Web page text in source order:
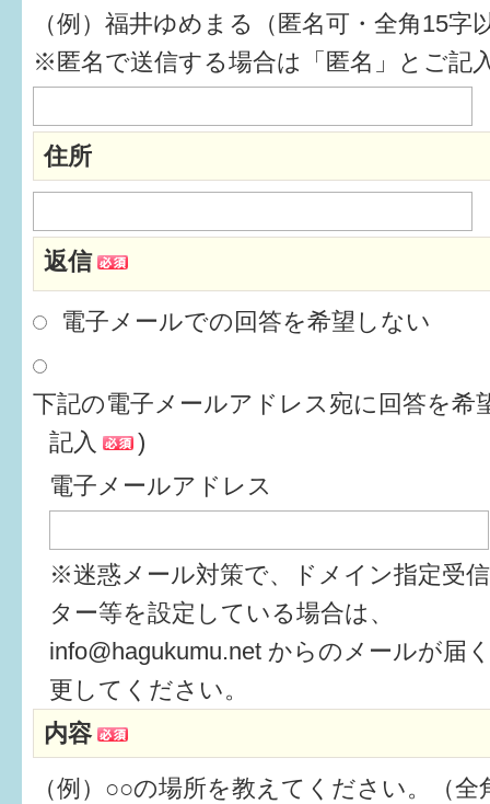
（例）福井ゆめまる（匿名可・全角15字
※匿名で送信する場合は「匿名」とご記
住所
返信
電子メールでの回答を希望しない
下記の電子メールアドレス宛に回答を希
記入
)
電子メールアドレス
※迷惑メール対策で、ドメイン指定受
ター等を設定している場合は、
info@hagukumu.net からのメールが届
更してください。
内容
（例）○○の場所を教えてください。（全
子どもを預けたい
入園・入学
相談したい
さまざまな支援
子育てカレンダー
妊娠
3か月〜6か月
6か月〜1歳
1歳〜3歳
3歳〜就学前
就学後〜
子育てマップ
イベントレポート
なるほどコラム